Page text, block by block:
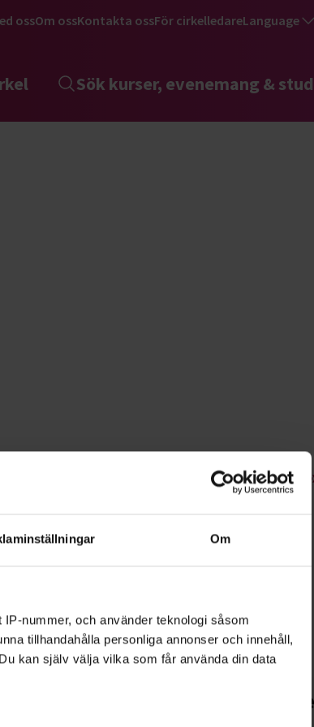
Om
nummer, och använder teknologi såsom
tillhandahålla personliga annonser och innehåll,
kan själv välja vilka som får använda din data
ossOm ossKontakta ossFör cirkelledareLanguage
Sök kurser, evenemang &
och strategier. Öva upp
och
Starta en